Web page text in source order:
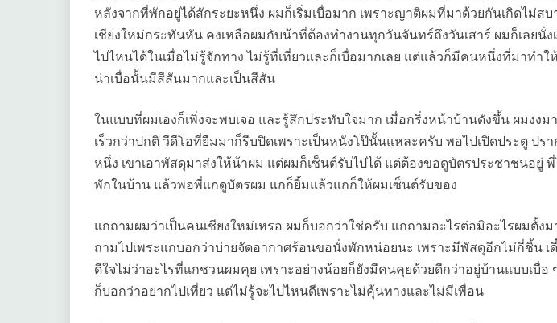
หลังจากที่พักอยู่ได้สักระยะหนึ่ง ผมก็เริ่มเบื่อมาก เพราะญาติผมที่มาด้วยกันเกิดไม่ส
เชียงใหม่กระทันหัน คงเหลือผมกับน้าที่ต้องทำงานทุกวันจันทร์ถึงวันเสาร์ ผมก็เลยนั่ง
ไปไหนได้ในเมื่อไม่รู้จักทาง ไม่รู้ที่เที่ยวและก็เบื่อมากเลย แต่แล้วก็มีคนหนึ่งที่มาทำใ
น่าเบื่อนั้นมีสีสันมากและเป็นสีสัน
ในแบบที่ผมเองก็เพิ่งจะพบเจอ และรู้สึกประทับใจมาก เมื่อกริ่งหน้าบ้านดังขึ้น ผมงง
เร็วกว่าปกติ วีดีโอที่ยืมมาก็รีบปิดเพราะเป็นหนังโป๊นั้นแหละครับ พอไปเปิดประตู ปร
หนึ่ง เขาเอาพัสดุมาส่งให้น้าผม แต่ผมก็เซ็นต์รับไปได้ แต่ต้องขอดูบัตรประชาชนอยู่
พักในบ้าน แล้วพอพี่แกดูบัตรผม แกก็ยิ้มแล้วแกก็ให้ผมเซ็นต์รับของ
แกถามผมว่าเป็นคนเชียงใหม่เหรอ ผมก็บอกว่าใช่ครับ แกถามอะไรต่อมิอะไรผมตั้งม
ถามไปเพระแกบอกว่าบ่ายจัดอากาศร้อนขอนั่งพักหน่อยนะ เพราะมีพัสดุอีกไม่กี่ชิ้น เดี๋
ดีใจไม่ว่าอะไรที่แกชวนผมคุย เพราะอย่างน้อยก็ยังมีคนคุยด้วยดีกว่าอยู่บ้านแบบเบื่อ
ก็บอกว่าอยากไปเที่ยว แต่ไม่รู้จะไปไหนดีเพราะไม่คุ้นทางและไม่มีเพื่อน